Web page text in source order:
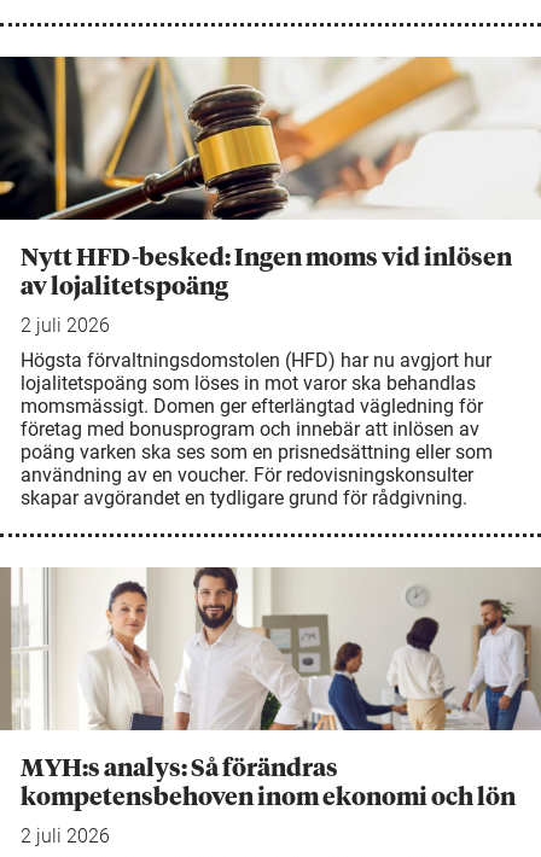
Nytt HFD-besked: Ingen moms vid inlösen
av lojalitetspoäng
2 juli 2026
Högsta förvaltningsdomstolen (HFD) har nu avgjort hur
lojalitetspoäng som löses in mot varor ska behandlas
momsmässigt. Domen ger efterlängtad vägledning för
företag med bonusprogram och innebär att inlösen av
poäng varken ska ses som en prisnedsättning eller som
användning av en voucher. För redovisningskonsulter
skapar avgörandet en tydligare grund för rådgivning.
MYH:s analys: Så förändras
kompetensbehoven inom ekonomi och lön
2 juli 2026